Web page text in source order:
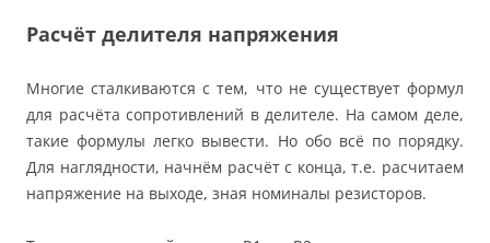
Расчёт делителя напряжения
Многие сталкиваются с тем, что не существует формул
для расчёта сопротивлений в делителе. На самом деле,
такие формулы легко вывести. Но обо всё по порядку.
Для наглядности, начнём расчёт с конца, т.е. расчитаем
напряжение на выходе, зная номиналы резисторов.